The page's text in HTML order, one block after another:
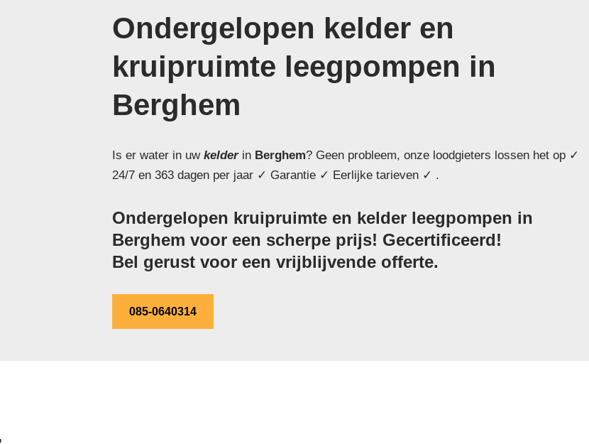
Ondergelopen kelder en
kruipruimte leegpompen in
Berghem
Is er water in uw kelderin Berghem? Geen probleem, onze loodgieters lossen het op ✓
24/7 en 363 dagen per jaar ✓ Garantie ✓ Eerlijke tarieven ✓ .
Ondergelopen kruipruimte en kelder leegpompen in
Berghem voor een scherpe prijs! Gecertificeerd!
Bel gerust voor een vrijblijvende offerte.
085-0640314